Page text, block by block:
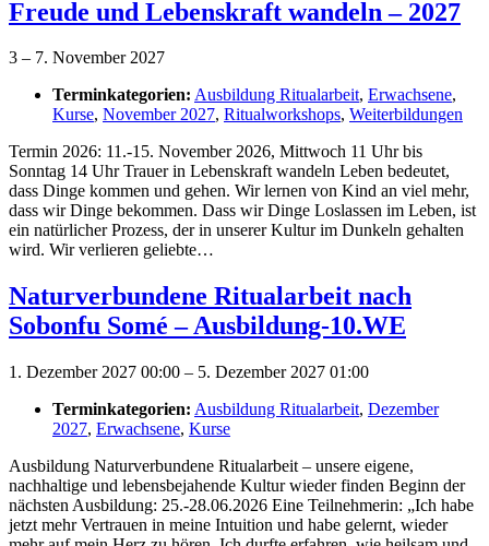
Freude und Lebenskraft wandeln – 2027
3 – 7. November 2027
Terminkategorien: Ausbildung Ritualarbeit, Erwachsene,
Kurse, November 2027, Ritualworkshops, Weiterbildungen
Termin 2026: 11.-15. November 2026, Mittwoch 11 Uhr bis
Sonntag 14 Uhr Trauer in Lebenskraft wandeln Leben bedeutet,
dass Dinge kommen und gehen. Wir lernen von Kind an viel mehr,
dass wir Dinge bekommen. Dass wir Dinge Loslassen im Leben, ist
ein natürlicher Prozess, der in unserer Kultur im Dunkeln gehalten
wird. Wir verlieren geliebte…
Naturverbundene Ritualarbeit nach
Sobonfu Somé – Ausbildung-10.WE
1. Dezember 2027 00:00 – 5. Dezember 2027 01:00
Terminkategorien: Ausbildung Ritualarbeit, Dezember
2027, Erwachsene, Kurse
Ausbildung Naturverbundene Ritualarbeit – unsere eigene,
nachhaltige und lebensbejahende Kultur wieder finden Beginn der
nächsten Ausbildung: 25.-28.06.2026 Eine Teilnehmerin: „Ich habe
jetzt mehr Vertrauen in meine Intuition und habe gelernt, wieder